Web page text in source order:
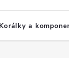
Korálky a